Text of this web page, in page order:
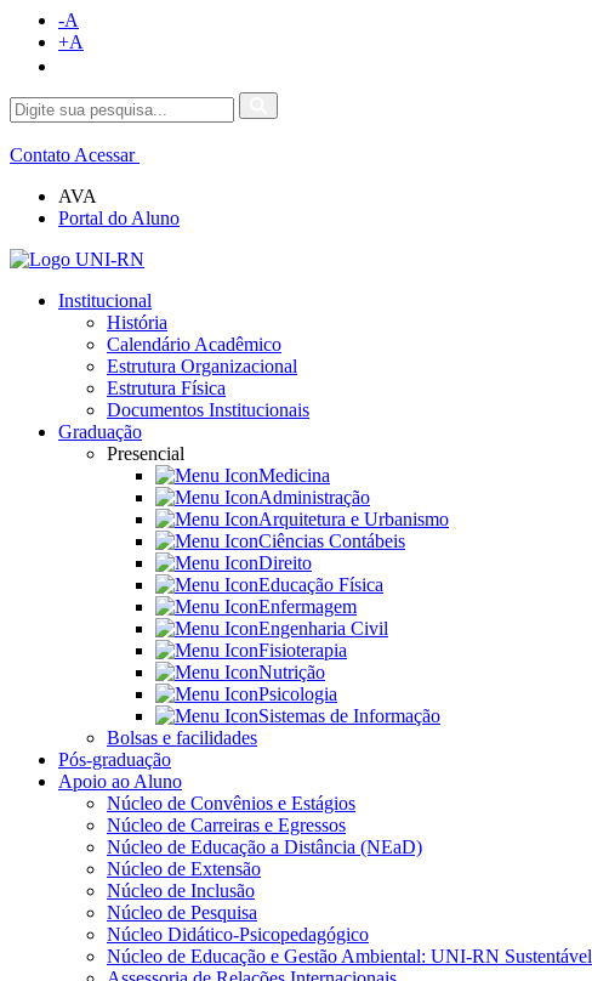
-A
+A
Contato Acessar
AVA
Portal do Aluno
Institucional
História
Calendário Acadêmico
Estrutura Organizacional
Estrutura Física
Documentos Institucionais
Graduação
Presencial
Medicina
Administração
Arquitetura e Urbanismo
Ciências Contábeis
Direito
Educação Física
Enfermagem
Engenharia Civil
Fisioterapia
Nutrição
Psicologia
Sistemas de Informação
Bolsas e facilidades
Pós-graduação
Apoio ao Aluno
Núcleo de Convênios e Estágios
Núcleo de Carreiras e Egressos
Núcleo de Educação a Distância (NEaD)
Núcleo de Extensão
Núcleo de Inclusão
Núcleo de Pesquisa
Núcleo Didático-Psicopedagógico
Núcleo de Educação e Gestão Ambiental: UNI-RN Sustentável